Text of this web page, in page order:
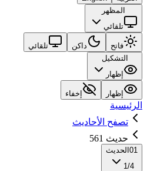
المظهر
تلقائي
فاتح داكن
تلقائي
التشكيل
إظهار
إظهار إخفاء
الرئيسية
تصفح الأحاديث
حديث 561
01 الحديث
1/4